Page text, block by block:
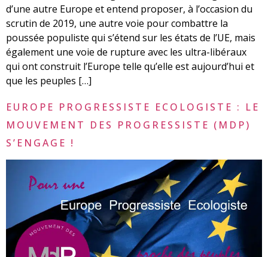
d’une autre Europe et entend proposer, à l’occasion du
scrutin de 2019, une autre voie pour combattre la
poussée populiste qui s’étend sur les états de l’UE, mais
également une voie de rupture avec les ultra-libéraux
qui ont construit l’Europe telle qu’elle est aujourd’hui et
que les peuples […]
EUROPE PROGRESSISTE ECOLOGISTE : LE
MOUVEMENT DES PROGRESSISTE (MDP)
S’ENGAGE !